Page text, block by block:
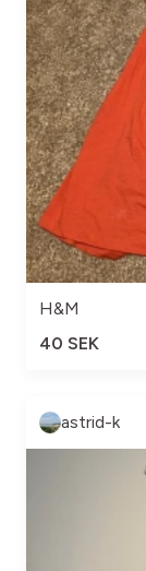
H&M
40 SEK
astrid-k